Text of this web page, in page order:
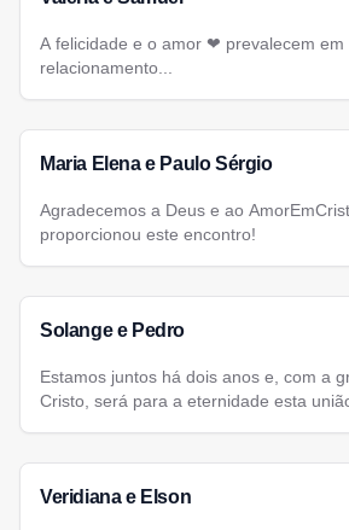
A felicidade e o amor ❤ prevalecem em
relacionamento...
Maria Elena e Paulo Sérgio
Agradecemos a Deus e ao
proporcionou este encontro!
Solange e Pedro
Estamos juntos há dois anos e, com a
Cristo, será para a eternidade esta
Veridiana e Elson